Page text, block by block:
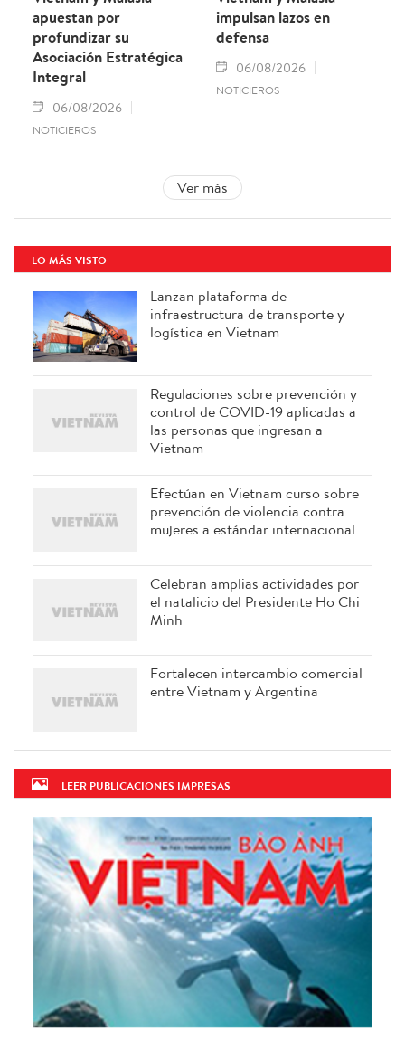
apuestan por
profundizar su
Asociación Estratégica
Integral
06/08/2026
NOTICIEROS
impulsan lazos en
defensa
06/08/2026
NOTICIEROS
Ver más
LO MÁS VISTO
Lanzan plataforma de
infraestructura de transporte y
logística en Vietnam
Regulaciones sobre prevención y
control de COVID-19 aplicadas a
las personas que ingresan a
Vietnam
Efectúan en Vietnam curso sobre
prevención de violencia contra
mujeres a estándar internacional
Celebran amplias actividades por
el natalicio del Presidente Ho Chi
Minh
Fortalecen intercambio comercial
entre Vietnam y Argentina
LEER PUBLICACIONES IMPRESAS